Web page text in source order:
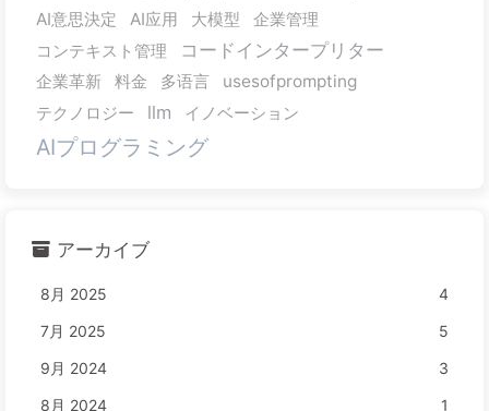
AI意思決定
AI应用 大模型
企業管理
コンテキスト管理
コードインタープリター
企業革新 料金 多语言
usesofprompting
テクノロジー
llm イノベーション
AIプログラミング
アーカイブ
8月 2025
4
7月 2025
5
9月 2024
3
8月 2024
1